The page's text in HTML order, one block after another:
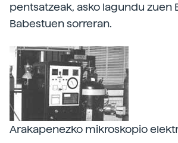
pentsatzeak, asko lagundu zuen
Babestuen sorreran.
Arakapenezko mikroskopio